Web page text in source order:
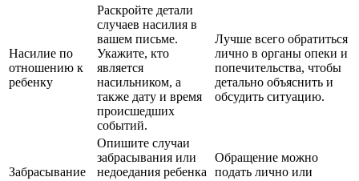
Насилие по
отношению к
ребенку
Раскройте детали
случаев насилия в
вашем письме.
Укажите, кто
является
насильником, а
также дату и время
происшедших
событий.
Лучше всего обратиться
лично в органы опеки и
попечительства, чтобы
детально объяснить и
обсудить ситуацию.
Забрасывание
Опишите случаи
забрасывания или
недоедания ребенка
Обращение можно
подать лично или